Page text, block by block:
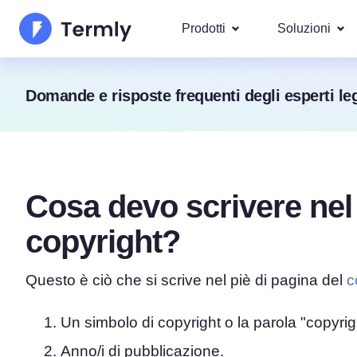
Prodotti
Generatore di EULA
Soluzioni
I più
Le nostre
Per
Copriamo
Chi Siamo
Aggiornamenti e Rassegna
La roadmap dei prodotti Termly
Novità Termly
Domande e risposte frequenti degli esperti
Cosa devo scrivere
copyright?
Questo è ciò che si scrive nel piè di pagina del
Un simbolo di copyright o la parola
Anno/i di pubblicazione.